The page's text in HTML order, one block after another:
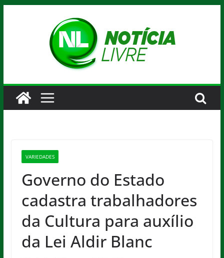
VARIEDADES
Governo do Estado
cadastra trabalhadores
da Cultura para auxílio
da Lei Aldir Blanc